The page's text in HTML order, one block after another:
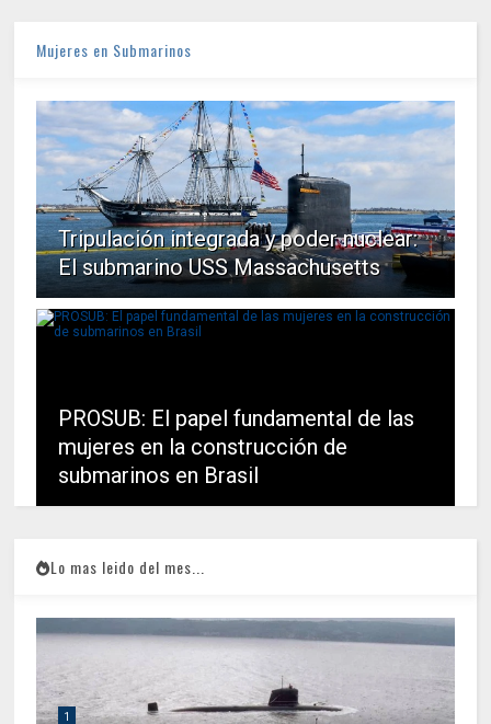
Mujeres en Submarinos
Tripulación integrada y poder nuclear:
El submarino USS Massachusetts
PROSUB: El papel fundamental de las
mujeres en la construcción de
submarinos en Brasil
Lo mas leido del mes...
1